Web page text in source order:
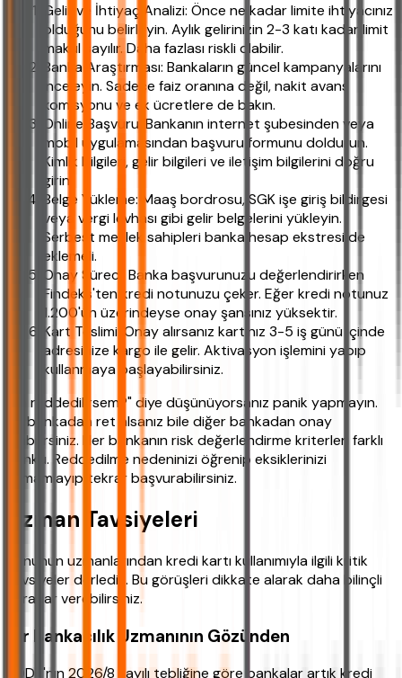
Gelir ve İhtiyaç Analizi: Önce ne kadar limite ihtiyacınız
olduğunu belirleyin. Aylık gelirinizin 2-3 katı kadar limit
makul sayılır. Daha fazlası riskli olabilir.
Banka Araştırması: Bankaların güncel kampanyalarını
inceleyin. Sadece faiz oranına değil, nakit avans
komisyonu ve ek ücretlere de bakın.
Online Başvuru: Bankanın internet şubesinden veya
mobil uygulamasından başvuru formunu doldurun.
Kimlik bilgileri, gelir bilgileri ve iletişim bilgilerini doğru
girin.
Belge Yükleme: Maaş bordrosu, SGK işe giriş bildirgesi
veya vergi levhası gibi gelir belgelerini yükleyin.
Serbest meslek sahipleri banka hesap ekstresi de
eklemeli.
Onay Süreci: Banka başvurunuzu değerlendirirken
Findeks'ten kredi notunuzu çeker. Eğer kredi notunuz
1.200'ün üzerindeyse onay şansınız yüksektir.
Kart Teslimi: Onay alırsanız kartınız 3-5 iş günü içinde
adresinize kargo ile gelir. Aktivasyon işlemini yapıp
kullanmaya başlayabilirsiniz.
"Ya reddedilirsem?" diye düşünüyorsanız panik yapmayın.
Bir bankadan ret alsanız bile diğer bankadan onay
alabilirsiniz. Her bankanın risk değerlendirme kriterleri farklı
çünkü. Reddedilme nedeninizi öğrenip eksiklerinizi
tamamlayıp tekrar başvurabilirsiniz.
Uzman Tavsiyeleri
Konunun uzmanlarından kredi kartı kullanımıyla ilgili kritik
tavsiyeler derledik. Bu görüşleri dikkate alarak daha bilinçli
kararlar verebilirsiniz.
Bir Bankacılık Uzmanının Gözünden
BDDK'nın 2026/8 sayılı tebliğine göre bankalar artık kredi